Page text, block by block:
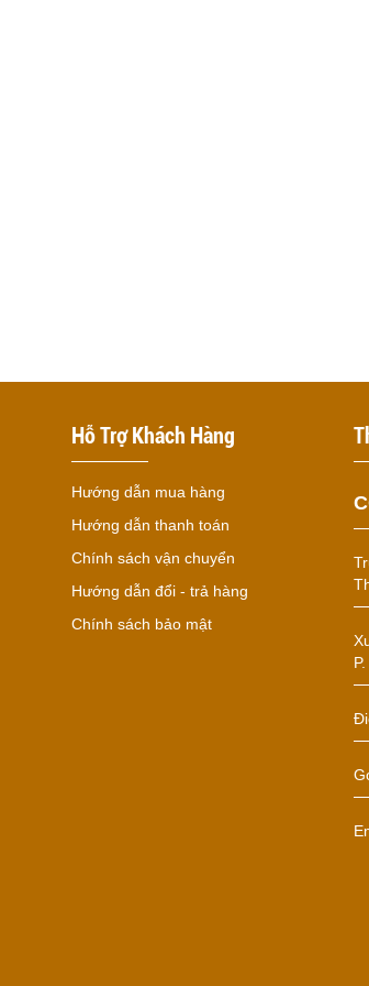
Hỗ Trợ Khách Hàng
Hướng dẫn mua hàng
Hướng dẫn thanh toán
Chính sách vận chuyển
Hướng dẫn đổi - trả hàng
Chính sách bảo mật